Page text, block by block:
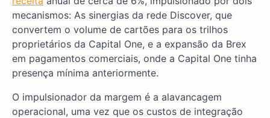
mecanismos: As sinergias da rede Discover, que
convertem o volume de cartões para os trilhos
proprietários da Capital One, e a expansão da Brex
em pagamentos comerciais, onde a Capital One tinha
presença mínima anteriormente.
O impulsionador da margem é a alavancagem
operacional, uma vez que os custos de integração